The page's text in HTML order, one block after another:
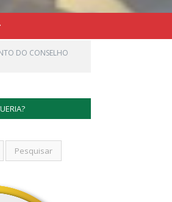
DO CONSELHO